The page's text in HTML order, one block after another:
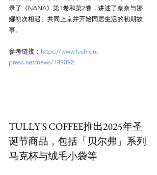
录了《NANA》第1卷和第2卷，讲述了奈奈与娜
娜初次相遇、共同上京并开始同居生活的初期故
参考链接： https://www.fashion-
press.net/news/139092
TULLY'S COFFEE推出2025年圣
诞节商品，包括「贝尔弗」系列
马克杯与绒毛小袋等